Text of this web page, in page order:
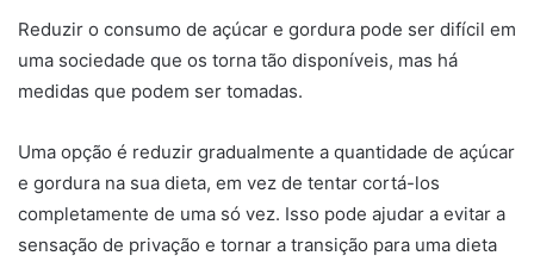
Reduzir o consumo de açúcar e gordura pode ser difícil em
uma sociedade que os torna tão disponíveis, mas há
medidas que podem ser tomadas.
Uma opção é reduzir gradualmente a quantidade de açúcar
e gordura na sua dieta, em vez de tentar cortá-los
completamente de uma só vez. Isso pode ajudar a evitar a
sensação de privação e tornar a transição para uma dieta